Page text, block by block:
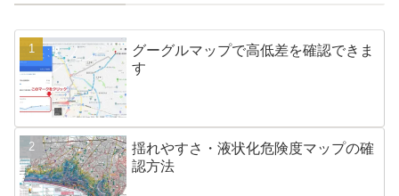
グーグルマップで高低差を確認できま
す
揺れやすさ・液状化危険度マップの確
認方法